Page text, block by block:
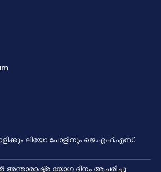
ലിയോ പോളിനും ജെ.എഫ്.എസ്.
അന്താരാഷ്ട്ര യോഗ ദിനം ആചരിച്ചു